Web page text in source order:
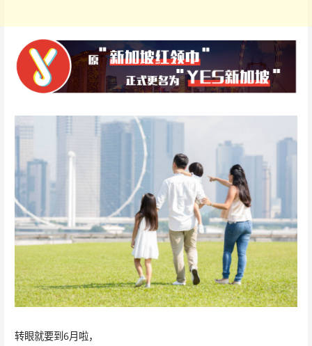
转眼就要到6月啦，